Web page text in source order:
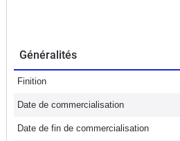
Généralités
Finition
Date de commercialisation
Date de fin de commercialisation